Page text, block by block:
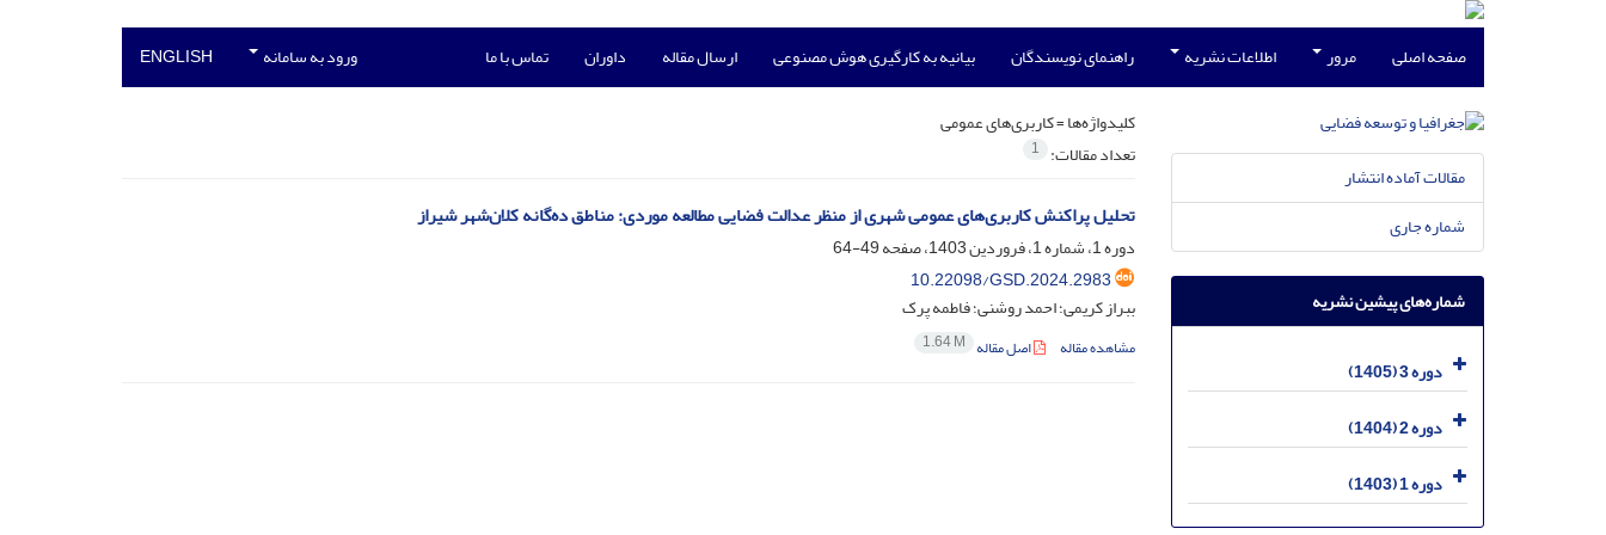
صفحه اصلی مرور اطلاعات نشریه راهنمای نویسندگان بیانیه به کارگیری هوش مصنوعی ارسال مقاله داوران تماس با ما ورود به سامانه ENGLISH
کلیدواژه‌ها =کاربری‌های عمومی
تعداد مقالات: 1
تحلیل پراکنش کاربری‌های عمومی شهری از منظر عدالت فضایی مطالعه موردی: مناطق ده‌گانه کلان‌شهر شیراز
دوره 1، شماره 1، فروردین 1403، صفحه
49-64
10.22098/GSD.2024.2983
ببراز کریمی؛ احمد روشنی؛ فاطمه پرک
مشاهده مقاله اصل مقاله 1.64 M
مقالات آماده انتشار
شماره جاری
شماره‌های پیشین نشریه
دوره 3 (1405)
دوره 2 (1404)
دوره 1 (1403)